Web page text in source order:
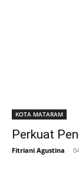
KOTA MATARAM
Perkuat
Fitriani Agustina -